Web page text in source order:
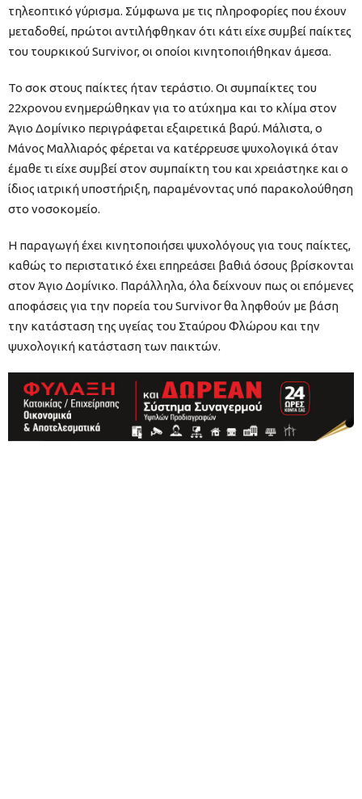
τηλεοπτικό γύρισμα. Σύμφωνα με τις πληροφορίες που έχουν
μεταδοθεί, πρώτοι αντιλήφθηκαν ότι κάτι είχε συμβεί παίκτες
του τουρκικού Survivor, οι οποίοι κινητοποιήθηκαν άμεσα.
Το σοκ στους παίκτες ήταν τεράστιο. Οι συμπαίκτες του
22χρονου ενημερώθηκαν για το ατύχημα και το κλίμα στον
Άγιο Δομίνικο περιγράφεται εξαιρετικά βαρύ. Μάλιστα, ο
Μάνος Μαλλιαρός φέρεται να κατέρρευσε ψυχολογικά όταν
έμαθε τι είχε συμβεί στον συμπαίκτη του και χρειάστηκε και ο
ίδιος ιατρική υποστήριξη, παραμένοντας υπό παρακολούθηση
στο νοσοκομείο.
Η παραγωγή έχει κινητοποιήσει ψυχολόγους για τους παίκτες,
καθώς το περιστατικό έχει επηρεάσει βαθιά όσους βρίσκονται
στον Άγιο Δομίνικο. Παράλληλα, όλα δείχνουν πως οι επόμενες
αποφάσεις για την πορεία του Survivor θα ληφθούν με βάση
την κατάσταση της υγείας του Σταύρου Φλώρου και την
ψυχολογική κατάσταση των παικτών.